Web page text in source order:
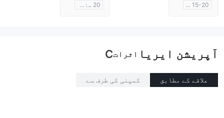
15-20 سال
20 سال سے زائد
آپریشن ایریا اثراتC
علاقے کے مطابق کمپنی کی طرف سے